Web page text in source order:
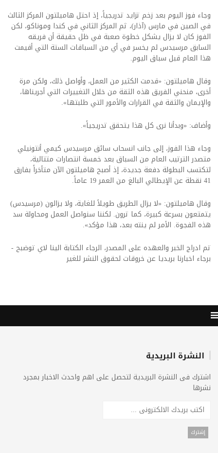
وجاء فوز اليوم بعد زخم تزايد تدريجياً، إذ احتل هاميلتون المركز الثالث
في الصين في مارس (آذار)، ثم المركز الثاني في كندا وموناكو، لكن
الفوز كان لا يزال يشكل خطوة صعبة في ظل حقيقة أن فريقه
السابق مرسيدس لم يخسر في أي من السباقات الستة التي أقيمت
هذا العام قبل سباق اليوم.
وقال هاميلتون: «قدمت الكثير من العمل، وأواصل ذلك، ولكن مرة
أخرى، منحني الفريق هذه الثقة من خلال التغييرات التي أجريناها،
والإيمان والثقة في القرارات والأمور التي طلبتها».
وأضاف: «وبدأنا نرى كل هذا يتحقق تدريجياً».
وجاء هذا الفوز، إلى جانب انسحاب سائق مرسيدس كيمي أنتونيلي
متصدر الترتيب العام من السباق بعد خمسة انتصارات متتالية،
لتكتسب البطولة دفعة جديدة، إذ أصبح هاميلتون الآن متأخراً بفارق
41 نقطة عن الإيطالي البالغ من العمر 19 عاماً.
وقال هاميلتون: «لا يزال الطريق طويلاً للغاية، ولا يزالون (مرسيدس)
يتمتعون بسرعة كبيرة، كما ترون. لكننا سنواصل العمل ومحاولة سد
هذه الفجوة. الأمر لم ينته بعد، هذا مؤكد».
تم ادراج الخبر والعهده على المصدر، الرجاء الكتابة الينا لاي توضبح -
برجاء اخبارنا بريديا عن خروقات لحقوق النشر للغير
النشرة البريدية
اشترك فى النشرة البريدية لتحصل على اهم واحدث الاخبار بمجرد
نشرها